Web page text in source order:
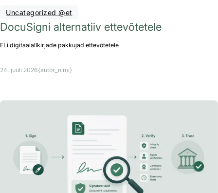
Uncategorized @et
DocuSigni alternatiiv ettevõtetele
ELi digitaalallkirjade pakkujad ettevõtetele
24. juuli 2026{autor_nimi}